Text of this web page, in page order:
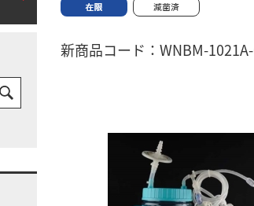
新商品コード：WNBM-